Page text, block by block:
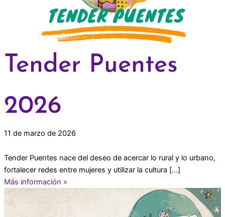
Tender Puentes
2026
11 de marzo de 2026
Tender Puentes nace del deseo de acercar lo rural y lo urbano,
fortalecer redes entre mujeres y utilizar la cultura […]
Más información »